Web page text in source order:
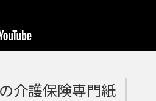
介護保険専門紙